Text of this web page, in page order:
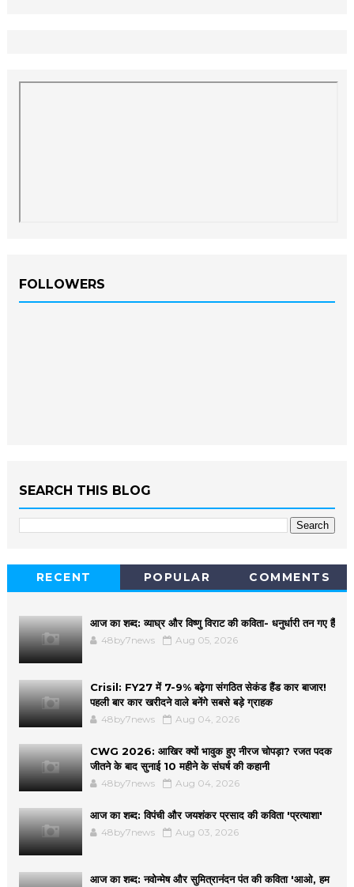
FOLLOWERS
SEARCH THIS BLOG
RECENT POPULAR COMMENTS
आज का शब्द: व्याघ्र और विष्णु विराट की कविता- धनुर्धारी तन गए हैं
48by7news Aug 05, 2026
Crisil: FY27 में 7-9% बढ़ेगा संगठित सेकंड हैंड कार बाजार!
पहली बार कार खरीदने वाले बनेंगे सबसे बड़े ग्राहक
48by7news Aug 04, 2026
CWG 2026: आखिर क्यों भावुक हुए नीरज चोपड़ा? रजत पदक
जीतने के बाद सुनाई 10 महीने के संघर्ष की कहानी
48by7news Aug 04, 2026
आज का शब्द: विपंची और जयशंकर प्रसाद की कविता 'प्रत्याशा'
48by7news Aug 03, 2026
आज का शब्द: नवोन्मेष और सुमित्रानंदन पंत की कविता 'आओ, हम